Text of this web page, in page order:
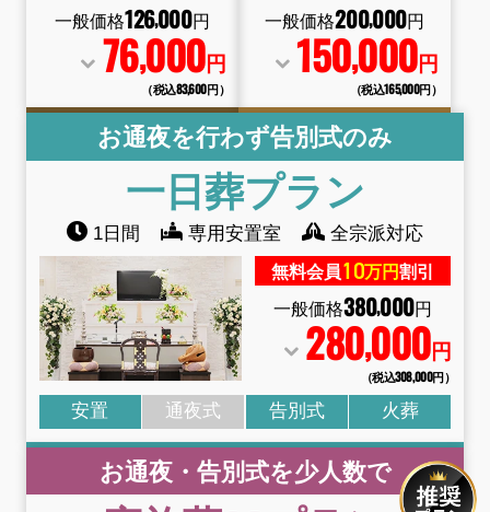
一般価格126,000円
76,000円
（税込83,600円）
一般価格200,000円
150,000円
（税込165,000円）
お通夜を行わず告別式のみ
一日葬プラン
1日間 専用安置室 全宗派対応
無料会員10万円割引
一般価格380,000円
280,000円
（税込308,000円）
安置 通夜式 告別式 火葬
お通夜・告別式を少人数で